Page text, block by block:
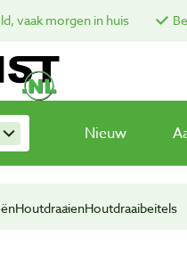
vaak morgen in huis
Nieuw
HoutdraaienHoutdraaibeitels